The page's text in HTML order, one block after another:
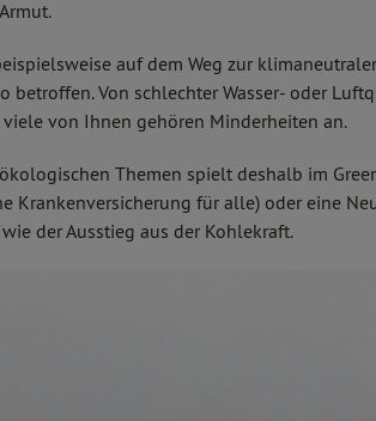
auf dem Weg zur
betroffen. Von schlechter Wasser- oder
von Ihnen gehören Minderheiten an.
Themen spielt deshalb im
Krankenversicherung für alle) oder eine
der Ausstieg aus der Kohlekraft.